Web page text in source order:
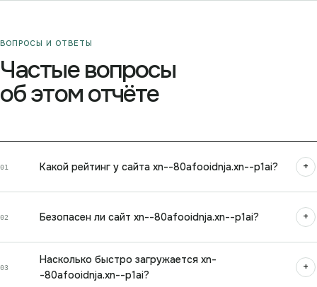
ВОПРОСЫ И ОТВЕТЫ
Частые вопросы
об этом отчёте
01 Какой рейтинг у сайта xn--80afooidnja.xn--p1ai? +
02 Безопасен ли сайт xn--80afooidnja.xn--p1ai? +
03
Насколько быстро загружается xn-
-80afooidnja.xn--p1ai?
+